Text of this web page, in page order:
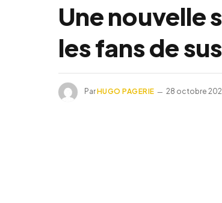
Une nouvelle
les fans de
ParHUGO PAGERIE 28 octobre